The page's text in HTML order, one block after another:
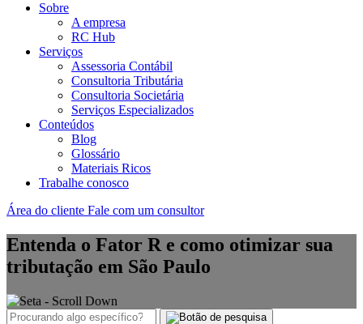
Sobre
A empresa
RC Hub
Serviços
Assessoria Contábil
Consultoria Tributária
Consultoria Societária
Serviços Especializados
Conteúdos
Blog
Glossário
Materiais Ricos
Trabalhe conosco
Área do cliente Fale com um consultor
Entenda o Fator R e como otimizar sua
tributação em São Paulo